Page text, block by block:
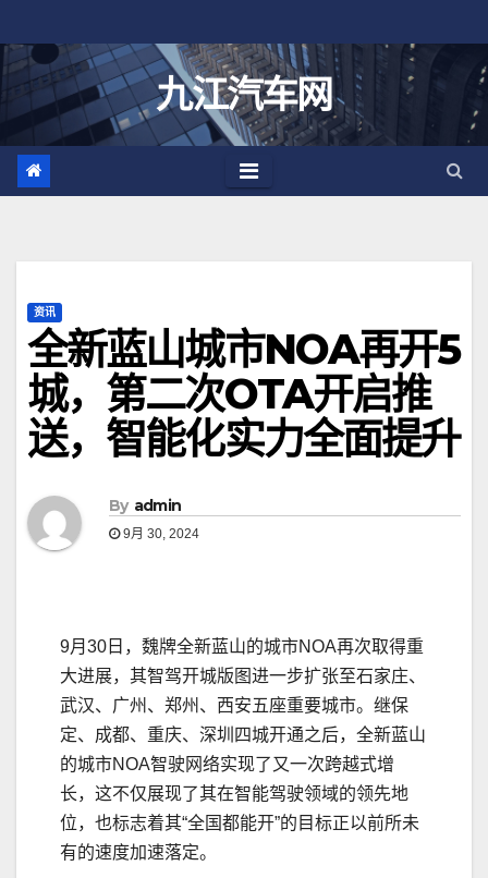
至
九江汽车网
资讯
全新蓝山城市NOA再开5
城，第二次OTA开启推
送，智能化实力全面提升
By admin
9月 30, 2024
9月30日，魏牌全新蓝山的城市NOA再次取得重
大进展，其智驾开城版图进一步扩张至石家庄、
武汉、广州、郑州、西安五座重要城市。继保
定、成都、重庆、深圳四城开通之后，全新蓝山
的城市NOA智驶网络实现了又一次跨越式增
长，这不仅展现了其在智能驾驶领域的领先地
位，也标志着其“全国都能开”的目标正以前所未
有的速度加速落定。